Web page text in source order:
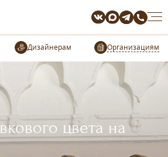
Организациям
цвета на